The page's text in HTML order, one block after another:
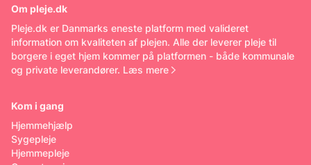
Om pleje.dk
Pleje.dk er Danmarks eneste platform med valideret
information om kvaliteten af plejen. Alle der leverer pleje til
borgere i eget hjem kommer på platformen - både kommunale
og private leverandører. Læs mere
Kom i gang
Hjemmehjælp
Sygepleje
Hjemmepleje